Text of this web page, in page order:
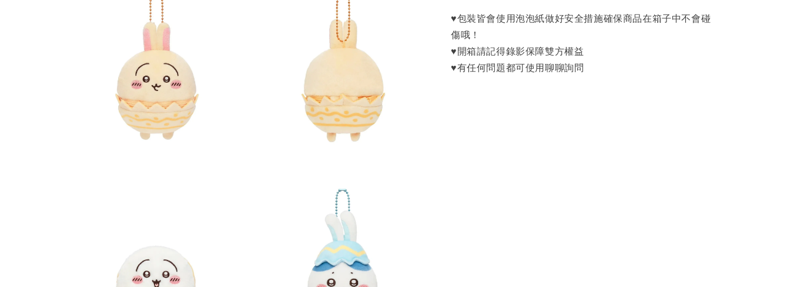
♥包裝皆會使用泡泡紙做好安全措施確保商品在箱子中不會碰
傷哦！
♥開箱請記得錄影保障雙方權益
♥有任何問題都可使用聊聊詢問